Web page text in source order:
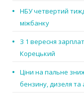
НБУ четвертий
міжбанку
З 1 вересня
Корецький
Ціни на пальне
бензину, дизеля та